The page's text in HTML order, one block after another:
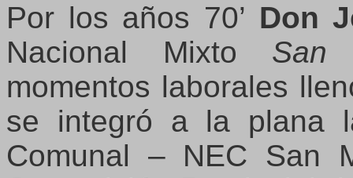
Por los años 70’ Don
Nacional Mixto San
momentos laborales
se integró a la plana
Comunal – NEC San